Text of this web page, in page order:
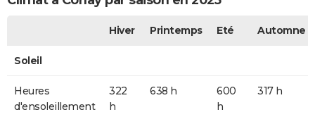
Hiver Printemps Eté Automne
Soleil
Heures
d'ensoleillement
322
h
638 h
600
h
317 h